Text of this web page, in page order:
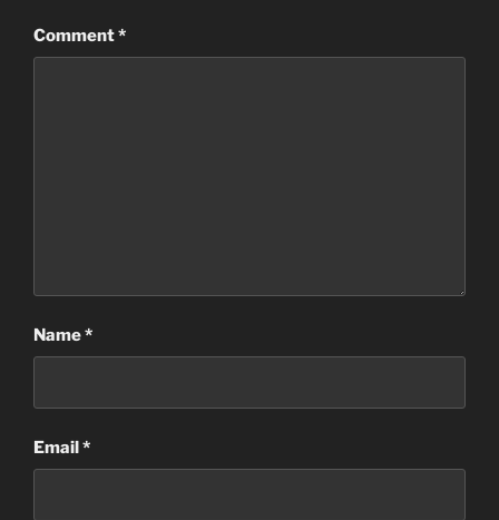
Comment*
Name*
Email*